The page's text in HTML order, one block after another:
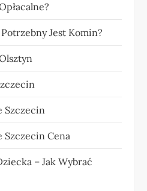
Jest Komin?
Szczecin
Szczecin Cena
– Jak Wybrać